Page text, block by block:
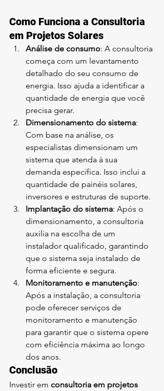
Como Funciona a Consultoria
em Projetos Solares
Análise de consumo: A consultoria
começa com um levantamento
detalhado do seu consumo de
energia. Isso ajuda a identificar a
quantidade de energia que você
precisa gerar.
Dimensionamento do sistema:
Com base na análise, os
especialistas dimensionam um
sistema que atenda à sua
demanda específica. Isso inclui a
quantidade de painéis solares,
inversores e estruturas de suporte.
Implantação do sistema: Após o
dimensionamento, a consultoria
auxilia na escolha de um
instalador qualificado, garantindo
que o sistema seja instalado de
forma eficiente e segura.
Monitoramento e manutenção:
Após a instalação, a consultoria
pode oferecer serviços de
monitoramento e manutenção
para garantir que o sistema opere
com eficiência máxima ao longo
dos anos.
Conclusão
Investir em consultoria em projetos